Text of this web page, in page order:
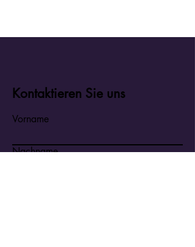
Kontaktieren Sie uns
Vorname
Nachname